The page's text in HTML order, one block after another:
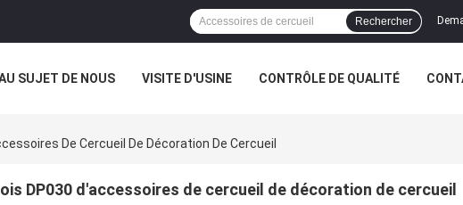
Rechercher
SUJET DE NOUS VISITE D'USINE CONTRÔLE DE QUALITÉ
De Cercueil De Décoration De Cercueil
DP030 d'accessoires de cercueil de décoration de cercueil